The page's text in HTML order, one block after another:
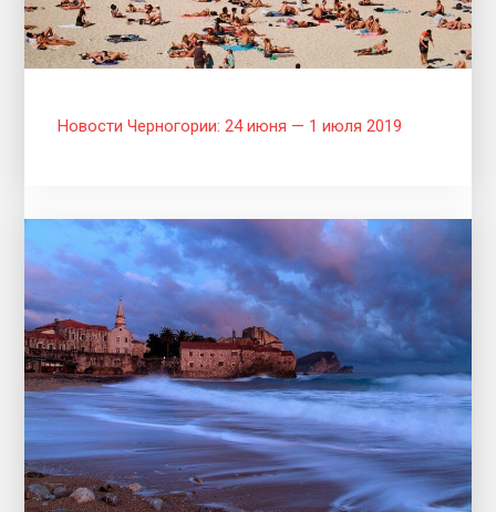
Новости Черногории: 24 июня — 1 июля 2019